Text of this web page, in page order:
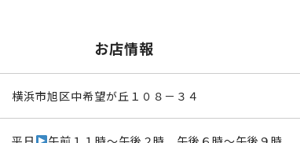
お店情報
横浜市旭区中希望が丘１０８－３４